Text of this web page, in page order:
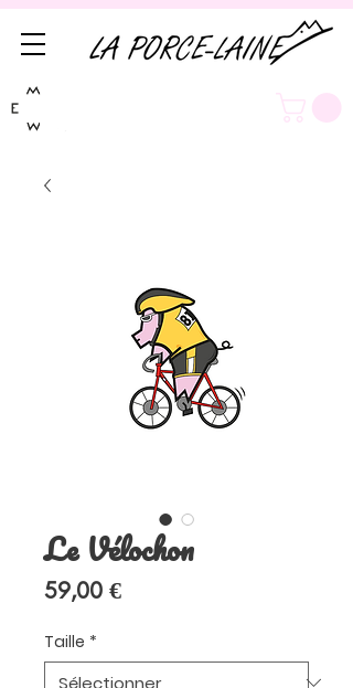
Le Vélochon
59,00 €Prix
Taille *